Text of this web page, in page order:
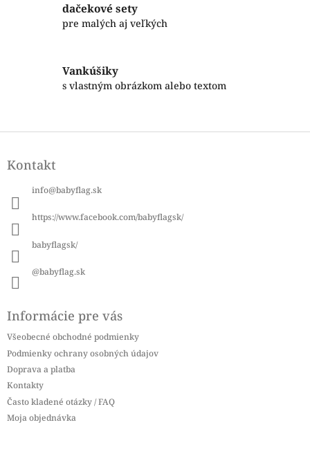
p
v
i
dačekové sety
pre malých aj veľkých
Vankúšiky
s vlastným obrázkom alebo textom
pKontakt
info@babyflag.sk
https://www.facebook.com/babyflagsk/
babyflagsk/
@babyflag.sk
Informácie pre vás
Všeobecné obchodné podmienky
Podmienky ochrany osobných údajov
Doprava a platba
Kontakty
Často kladené otázky / FAQ
Moja objednávka